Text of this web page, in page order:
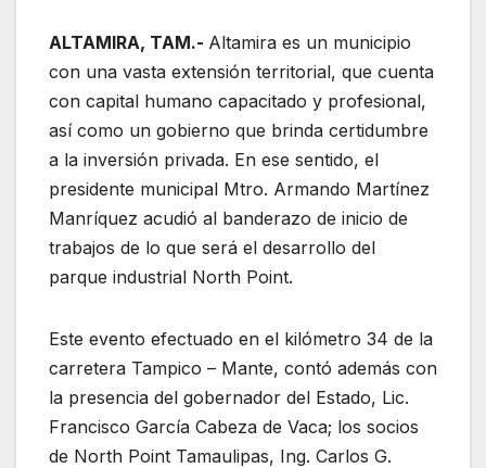
ALTAMIRA, TAM.- Altamira es un municipio
con una vasta extensión territorial, que cuenta
con capital humano capacitado y profesional,
así como un gobierno que brinda certidumbre
a la inversión privada. En ese sentido, el
presidente municipal Mtro. Armando Martínez
Manríquez acudió al banderazo de inicio de
trabajos de lo que será el desarrollo del
parque industrial North Point.
Este evento efectuado en el kilómetro 34 de la
carretera Tampico – Mante, contó además con
la presencia del gobernador del Estado, Lic.
Francisco García Cabeza de Vaca; los socios
de North Point Tamaulipas, Ing. Carlos G.